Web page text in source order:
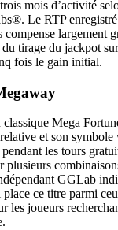
mois d’activité
Le RTP enregistré
largement
tirage du jackpot
fois le gain initial.
classique Mega
et son
les tours
plusieurs
GGLab
ce titre parmi
les joueurs